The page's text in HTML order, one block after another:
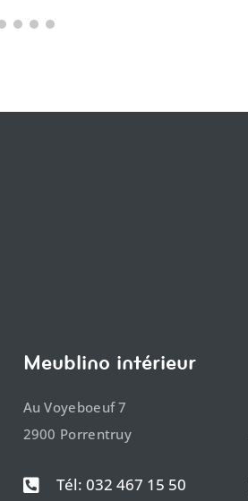
Meublino intérieur
Au Voyeboeuf 7
2900 Porrentruy
 Tél: 032 467 15 50